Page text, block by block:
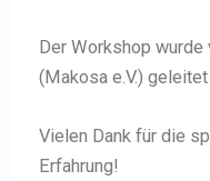
Der Workshop wurde
(Makosa e.V.) geleitet
Vielen Dank für die
Erfahrung!